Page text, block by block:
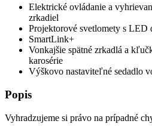
Elektrické ovládanie a
zrkadiel
Projektorové svetlomety s LED
SmartLink+
Vonkajšie spätné zrkadlá a
karosérie
Výškovo nastaviteľné sedadlo
Popis
Vyhradzujeme si právo na prípadné